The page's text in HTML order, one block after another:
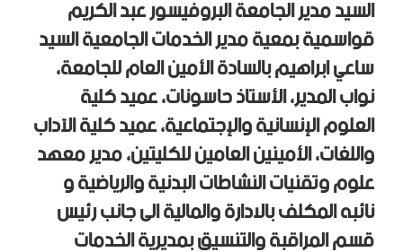
السيد مدير الجامعة البروفيسور عبد الكريم
قواسمية بمعية مدير الخدمات الجامعية السيد
ساعي ابراهيم بالسادة الأمين العام للجامعة،
نواب المدير، الأستاذ حاسونات، عميد كلية
العلوم الإنسانية والإجتماعية، عميد كلية الآداب
واللغات، الأمينين العامين للكليتين، مدير معهد
علوم وتقنيات النشاطات البدنية والرياضية و
نائبه المكلف بالادارة والمالية الى جانب رئيس
قسم المراقبة والتنسيق بمديرية الخدمات